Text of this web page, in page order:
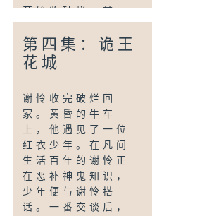
开始收破烂。某
神官轶事卷轴，意
外发现牛车上躺着
红衣少年，对神官
谢怜怀疑他就是“花
城”，于是试探性发
言。
第四集：诡王
花城
谢怜收完破烂回
家。黄昏的牛车
上，他遇见了一位
红衣少年。在凡间
生活百年的谢怜正
在恶补神鬼知识，
少年便与谢怜搭
话。一番交谈后，